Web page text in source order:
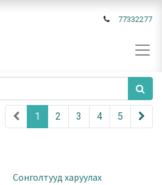
77332277
1 2 3 4 5
Сонголтууд харуулах